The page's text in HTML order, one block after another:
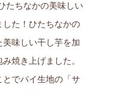
たちなかの美味しい
た！ひたちなかの
味しい干し芋を加
焼き上げました。
とでパイ生地の「サ